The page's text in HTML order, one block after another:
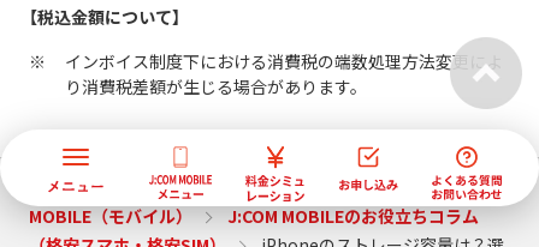
【税込金額について】
インボイス制度下における消費税の端数処理方法変更によ
り消費税差額が生じる場合があります。
J:COM トップ サービス紹介
格安スマホなら J:COM
MOBILE（モバイル）
J:COM MOBILEのお役立ちコラム